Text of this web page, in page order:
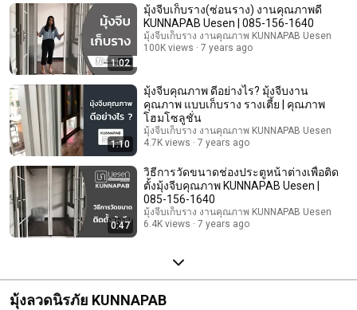
มุ้งจากประเทศญี่ปุ่นมาในรูปแบบพับจีบที่มีคุณภาพสูง มุ้งจีบคุณภาพของเรา
จึงถูกพัฒนาให้มีความแข็งแรง ทนทาน มีการใช้งานที่ลื่นไหล และสามารถใช้
งานได้ยาวนาน รับประกันการติดตั้ง 1 ปีเต็ม
1:02
มุ้งจีบเก็บราง(ซ่อนราง) งานคุณภาพดี
KUNNAPAB Uesen | 085-156-1640
มุ้งจีบเก็บราง งานคุณภาพ KUNNAPAB Uesen
100K views
7 years ago
1:10
มุ้งจีบคุณภาพ ดีอย่างไร? มุ้งจีบงาน
คุณภาพ แบบเก็บราง รางเตี้ย | คุณภาพ
โฮมโซลูชั่น
มุ้งจีบเก็บราง งานคุณภาพ KUNNAPAB Uesen
4.7K views
7 years ago
0:47
วิธีการวัดขนาดช่องประตูหน้าต่างเพื่อติด
ตั้งมุ้งจีบคุณภาพ KUNNAPAB Uesen |
085-156-1640
มุ้งจีบเก็บราง งานคุณภาพ KUNNAPAB Uesen
6.4K views
7 years ago
มุ้งลวดนิรภัย KUNNAPAB